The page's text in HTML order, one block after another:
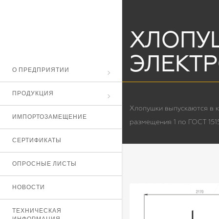
О ПРЕДПРИЯТИИ
ПРОДУКЦИЯ
ИМПОРТОЗАМЕЩЕНИЕ
СЕРТИФИКАТЫ
ОПРОСНЫЕ ЛИСТЫ
НОВОСТИ
ТЕХНИЧЕСКАЯ
Хлопушки выпускаются в
размещения 1 по ГОСТ